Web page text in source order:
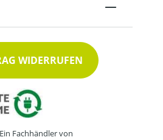
WIDERRUFEN
Ein Fachhändler von